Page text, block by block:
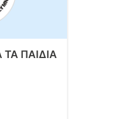
ΤΑ ΠΑΙΔΙΑ